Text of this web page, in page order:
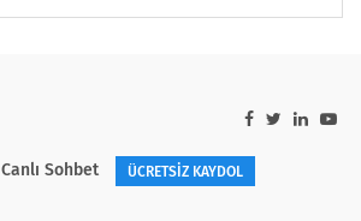
Canlı Sohbet ÜCRETSİZ KAYDOL